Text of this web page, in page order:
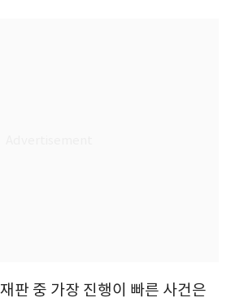
판 중 가장 진행이 빠른 사건은